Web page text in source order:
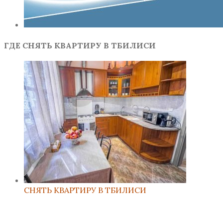
ГДЕ СНЯТЬ КВАРТИРУ В ТБИЛИСИ
СНЯТЬ КВАРТИРУ В ТБИЛИСИ